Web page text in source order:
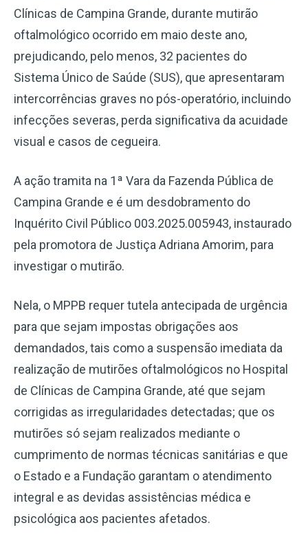
Clínicas de Campina Grande, durante mutirão
oftalmológico ocorrido em maio deste ano,
prejudicando, pelo menos, 32 pacientes do
Sistema Único de Saúde (SUS), que apresentaram
intercorrências graves no pós-operatório, incluindo
infecções severas, perda significativa da acuidade
visual e casos de cegueira.
A ação tramita na 1ª Vara da Fazenda Pública de
Campina Grande e é um desdobramento do
Inquérito Civil Público 003.2025.005943, instaurado
pela promotora de Justiça Adriana Amorim, para
investigar o mutirão.
Nela, o MPPB requer tutela antecipada de urgência
para que sejam impostas obrigações aos
demandados, tais como a suspensão imediata da
realização de mutirões oftalmológicos no Hospital
de Clínicas de Campina Grande, até que sejam
corrigidas as irregularidades detectadas; que os
mutirões só sejam realizados mediante o
cumprimento de normas técnicas sanitárias e que
o Estado e a Fundação garantam o atendimento
integral e as devidas assistências médica e
psicológica aos pacientes afetados.